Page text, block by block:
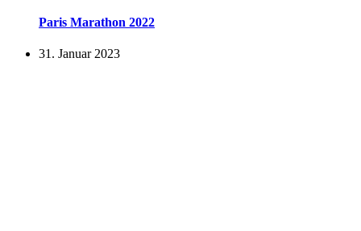
Paris Marathon 2022
31. Januar 2023